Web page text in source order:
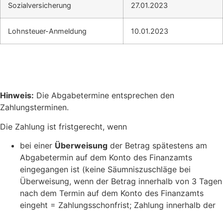
Sozialversicherung 27.01.2023
Lohnsteuer-Anmeldung 10.01.2023
Hinweis: Die Abgabetermine entsprechen den
Zahlungsterminen.
Die Zahlung ist fristgerecht, wenn
bei einer Überweisung der Betrag spätestens am
Abgabetermin auf dem Konto des Finanzamts
eingegangen ist (keine Säumniszuschläge bei
Überweisung, wenn der Betrag innerhalb von 3 Tagen
nach dem Termin auf dem Konto des Finanzamts
eingeht = Zahlungsschonfrist; Zahlung innerhalb der